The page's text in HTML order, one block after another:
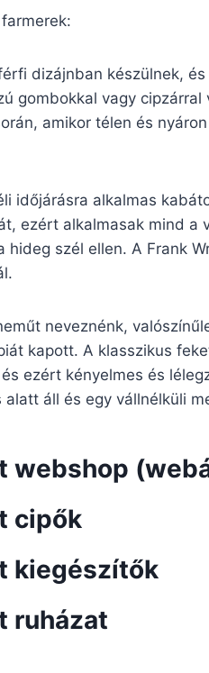
dizájnban készülnek,
gombokkal vagy
amikor télen és
időjárásra alkalmas
ezért alkalmasak mind a
hideg szél ellen. A Frank
neveznénk,
kapott. A klasszikus
ezért kényelmes és
áll és egy vállnélküli
webshop
cipők
kiegészítők
ruházat